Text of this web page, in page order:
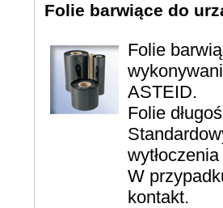
Folie barwiące do
Folie
ASTEID.
Folie
W
kontakt.